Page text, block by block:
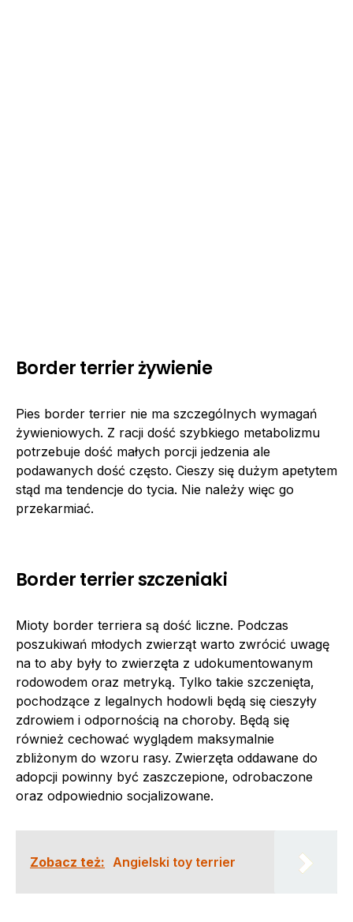
Border terrier żywienie
Pies border terrier nie ma szczególnych wymagań
żywieniowych. Z racji dość szybkiego metabolizmu
potrzebuje dość małych porcji jedzenia ale
podawanych dość często. Cieszy się dużym apetytem
stąd ma tendencje do tycia. Nie należy więc go
przekarmiać.
Border terrier szczeniaki
Mioty border terriera są dość liczne. Podczas
poszukiwań młodych zwierząt warto zwrócić uwagę
na to aby były to zwierzęta z udokumentowanym
rodowodem oraz metryką. Tylko takie szczenięta,
pochodzące z legalnych hodowli będą się cieszyły
zdrowiem i odpornością na choroby. Będą się
również cechować wyglądem maksymalnie
zbliżonym do wzoru rasy. Zwierzęta oddawane do
adopcji powinny być zaszczepione, odrobaczone
oraz odpowiednio socjalizowane.
Zobacz też: Angielski toy terrier